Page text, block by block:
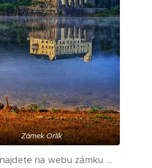
Zámek Orlík
na webu zámku ...